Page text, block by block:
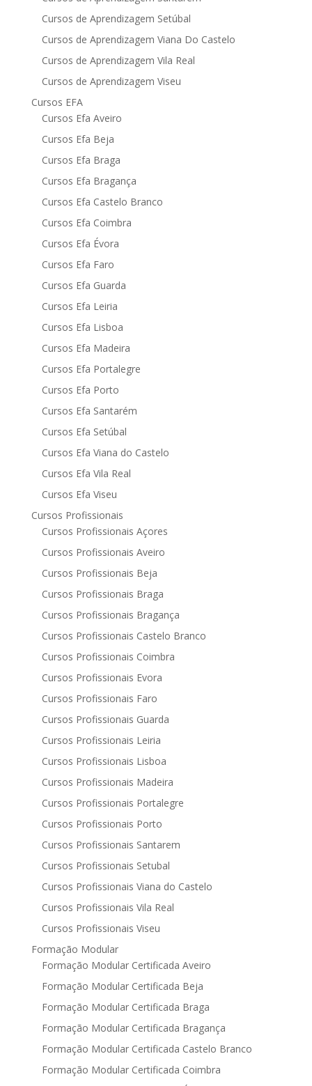
Cursos de Aprendizagem Setúbal
Cursos de Aprendizagem Viana Do Castelo
Cursos de Aprendizagem Vila Real
Cursos de Aprendizagem Viseu
Cursos EFA
Cursos Efa Aveiro
Cursos Efa Beja
Cursos Efa Braga
Cursos Efa Bragança
Cursos Efa Castelo Branco
Cursos Efa Coimbra
Cursos Efa Évora
Cursos Efa Faro
Cursos Efa Guarda
Cursos Efa Leiria
Cursos Efa Lisboa
Cursos Efa Madeira
Cursos Efa Portalegre
Cursos Efa Porto
Cursos Efa Santarém
Cursos Efa Setúbal
Cursos Efa Viana do Castelo
Cursos Efa Vila Real
Cursos Efa Viseu
Cursos Profissionais
Cursos Profissionais Açores
Cursos Profissionais Aveiro
Cursos Profissionais Beja
Cursos Profissionais Braga
Cursos Profissionais Bragança
Cursos Profissionais Castelo Branco
Cursos Profissionais Coimbra
Cursos Profissionais Evora
Cursos Profissionais Faro
Cursos Profissionais Guarda
Cursos Profissionais Leiria
Cursos Profissionais Lisboa
Cursos Profissionais Madeira
Cursos Profissionais Portalegre
Cursos Profissionais Porto
Cursos Profissionais Santarem
Cursos Profissionais Setubal
Cursos Profissionais Viana do Castelo
Cursos Profissionais Vila Real
Cursos Profissionais Viseu
Formação Modular
Formação Modular Certificada Aveiro
Formação Modular Certificada Beja
Formação Modular Certificada Braga
Formação Modular Certificada Bragança
Formação Modular Certificada Castelo Branco
Formação Modular Certificada Coimbra